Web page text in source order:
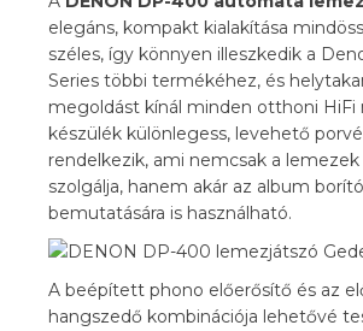
elegáns, kompakt kialakítása
széles, így könnyen illeszkedik a
Series többi termékéhez, és
megoldást kínál minden otthoni HiFi
készülék különlegess, levehető
rendelkezik, ami nemcsak a
szolgálja, hanem akár az album
bemutatására is használható.
A beépített phono előerősítő és az
hangszedő kombinációja lehetővé